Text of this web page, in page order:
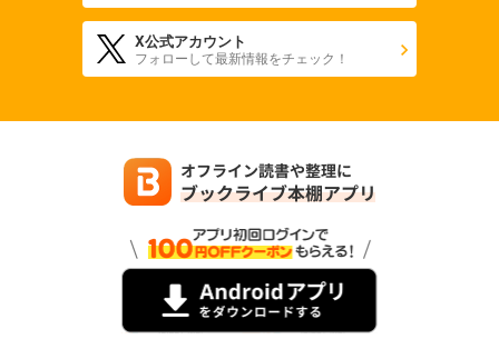
X公式アカウント
フォローして最新情報をチェック！